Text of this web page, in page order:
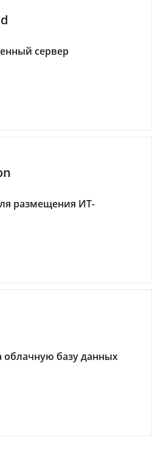
сервер
размещения ИТ-
облачную базу данных